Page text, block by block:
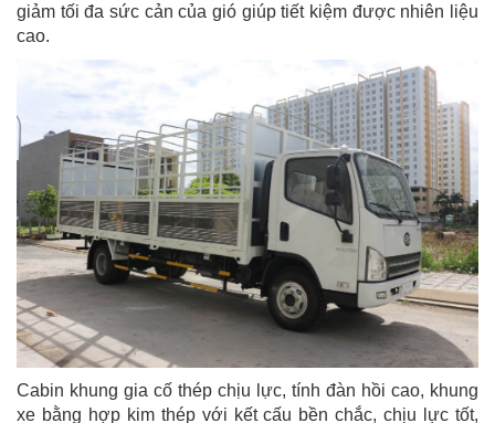
giảm tối đa sức cản của gió giúp tiết kiệm được nhiên liệu
cao.
Cabin khung gia cố thép chịu lực, tính đàn hồi cao, khung
xe bằng hợp kim thép với kết cấu bền chắc, chịu lực tốt,